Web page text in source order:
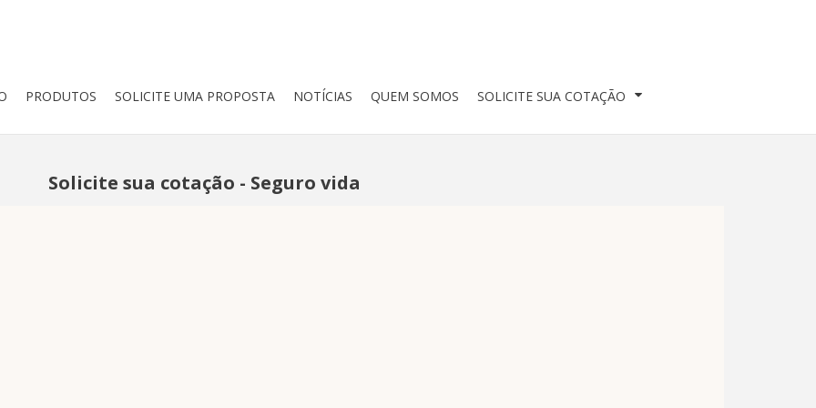
PRODUTOS SOLICITE UMA PROPOSTA NOTÍCIAS QUEM SOMOS SOLICITE SUA COTAÇÃO
Solicite sua cotação - Seguro vida